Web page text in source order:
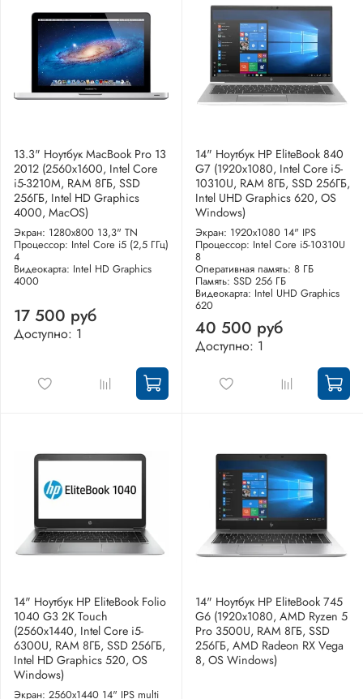
13.3" Ноутбук MacBook Pro 13
2012 (2560x1600, Intel Core
i5-3210M, RAM 8ГБ, SSD
256ГБ, Intel HD Graphics
4000, MacOS)
Экран: 1280x800 13,3" TN
Процессор: Intel Core i5 (2,5 ГГц)
4
Видеокарта: Intel HD Graphics
4000
17 500 руб
Доступно: 1
14" Ноутбук HP EliteBook 840
G7 (1920x1080, Intel Core i5-
10310U, RAM 8ГБ, SSD 256ГБ,
Intel UHD Graphics 620, OS
Windows)
Экран: 1920x1080 14" IPS
Процессор: Intel Core i5-10310U
8
Оперативная память: 8 ГБ
Память: SSD 256 ГБ
Видеокарта: Intel UHD Graphics
620
40 500 руб
Доступно: 1
14" Ноутбук HP EliteBook Folio
1040 G3 2K Touch
(2560x1440, Intel Core i5-
6300U, RAM 8ГБ, SSD 256ГБ,
Intel HD Graphics 520, OS
Windows)
Экран: 2560x1440 14" IPS multi
14" Ноутбук HP EliteBook 745
G6 (1920x1080, AMD Ryzen 5
Pro 3500U, RAM 8ГБ, SSD
256ГБ, AMD Radeon RX Vega
8, OS Windows)